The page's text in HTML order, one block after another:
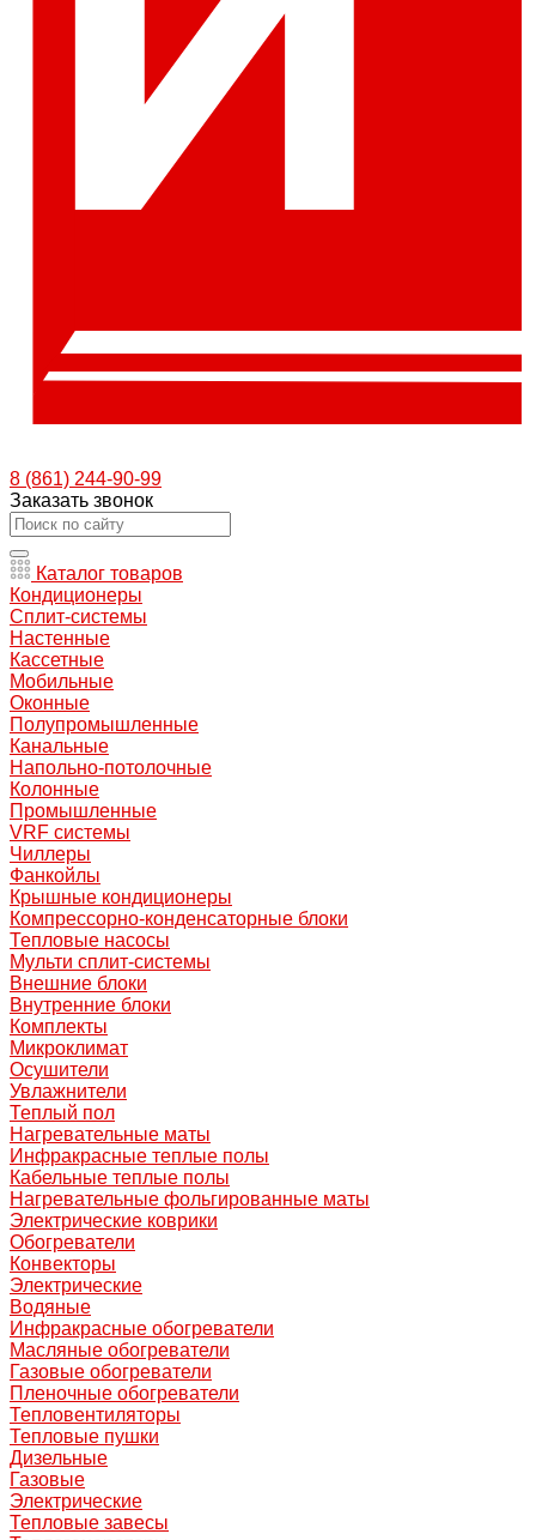
8 (861) 244-90-99
Заказать звонок
Каталог товаров
Кондиционеры
Сплит-системы
Настенные
Кассетные
Мобильные
Оконные
Полупромышленные
Канальные
Напольно-потолочные
Колонные
Промышленные
VRF системы
Чиллеры
Фанкойлы
Крышные кондиционеры
Компрессорно-конденсаторные блоки
Тепловые насосы
Мульти сплит-системы
Внешние блоки
Внутренние блоки
Комплекты
Микроклимат
Осушители
Увлажнители
Теплый пол
Нагревательные маты
Инфракрасные теплые полы
Кабельные теплые полы
Нагревательные фольгированные маты
Электрические коврики
Обогреватели
Конвекторы
Электрические
Водяные
Инфракрасные обогреватели
Масляные обогреватели
Газовые обогреватели
Пленочные обогреватели
Тепловентиляторы
Тепловые пушки
Дизельные
Газовые
Электрические
Тепловые завесы